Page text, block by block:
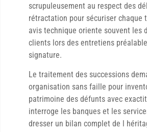
scrupuleusement au respect des
rétractation pour sécuriser chaque
avis technique oriente souvent les
clients lors des entretiens
signature.
Le traitement des successions
organisation sans faille pour
patrimoine des défunts avec
interroge les banques et les
dresser un bilan complet de l